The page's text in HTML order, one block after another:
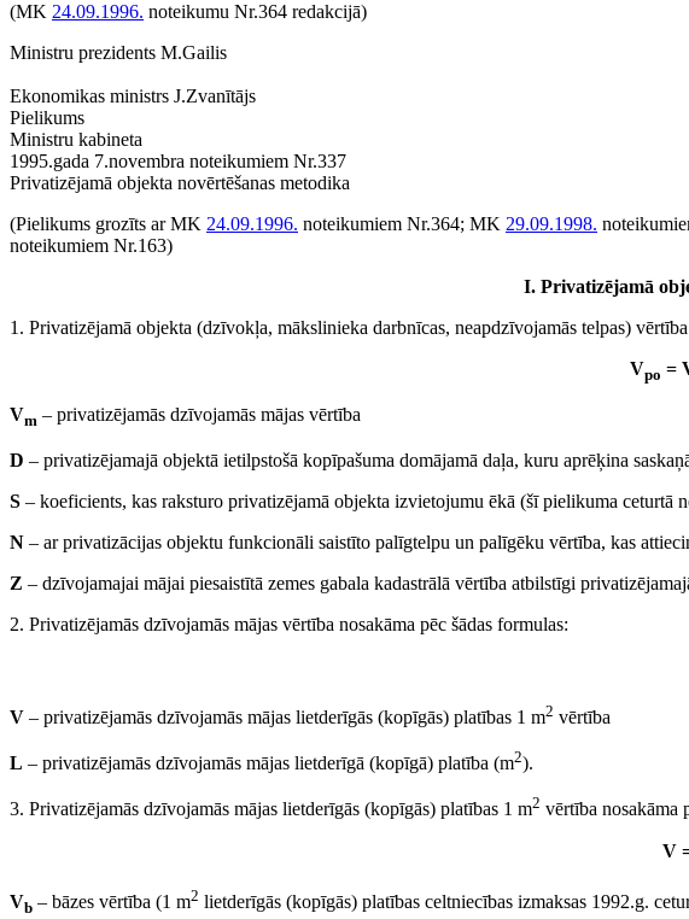
(MK 24.09.1996. noteikumu Nr.364 redakcijā)
Ministru prezidents M.Gailis
Ekonomikas ministrs J.Zvanītājs
Pielikums
Ministru kabineta
1995.gada 7.novembra noteikumiem Nr.337
Privatizējamā objekta novērtēšanas metodika
(Pielikums grozīts ar MK 24.09.1996. noteikumiem Nr.364; MK 29.09.1998.
noteikumiem Nr.163)
I. Privatizējamā
1. Privatizējamā objekta (dzīvokļa, mākslinieka darbnīcas, neapdzīvojamās telpas)
Vpo =
Vm – privatizējamās dzīvojamās mājas vērtība
D – privatizējamajā objektā ietilpstošā kopīpašuma domājamā daļa, kuru aprēķina
S – koeficients, kas raksturo privatizējamā objekta izvietojumu ēkā (šī pielikuma ceturtā
N – ar privatizācijas objektu funkcionāli saistīto palīgtelpu un palīgēku vērtība, kas
Z – dzīvojamajai mājai piesaistītā zemes gabala kadastrālā vērtība atbilstīgi
2. Privatizējamās dzīvojamās mājas vērtība nosakāma pēc šādas formulas:
V – privatizējamās dzīvojamās mājas lietderīgās (kopīgās) platības 1 m2 vērtība
L – privatizējamās dzīvojamās mājas lietderīgā (kopīgā) platība (m2).
3. Privatizējamās dzīvojamās mājas lietderīgās (kopīgās) platības 1 m2 vērtība nosakāma
V
Vb – bāzes vērtība (1 m2 lietderīgās (kopīgās) platības celtniecības izmaksas 1992.g.